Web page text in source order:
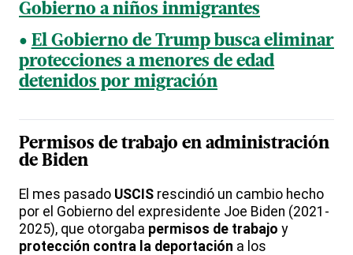
Gobierno a niños inmigrantes
El Gobierno de Trump busca eliminar
protecciones a menores de edad
detenidos por migración
Permisos de trabajo en administración
de Biden
El mes pasado USCIS rescindió un cambio hecho
por el Gobierno del expresidente Joe Biden (2021-
2025), que otorgaba permisos de trabajo y
protección contra la deportación a los